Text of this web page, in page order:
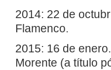
2014: 22 de
Flamenco.
2015: 16 de
Morente (a título